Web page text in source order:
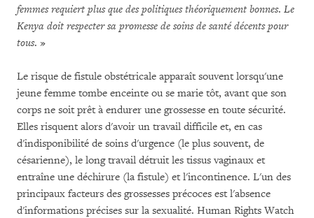
femmes requiert plus que des politiques théoriquement bonnes. Le
Kenya doit respecter sa promesse de soins de santé décents pour
tous. »
Le risque de fistule obstétricale apparaît souvent lorsqu'une
jeune femme tombe enceinte ou se marie tôt, avant que son
corps ne soit prêt à endurer une grossesse en toute sécurité.
Elles risquent alors d'avoir un travail difficile et, en cas
d'indisponibilité de soins d'urgence (le plus souvent, de
césarienne), le long travail détruit les tissus vaginaux et
entraîne une déchirure (la fistule) et l'incontinence. L'un des
principaux facteurs des grossesses précoces est l'absence
d'informations précises sur la sexualité. Human Rights Watch